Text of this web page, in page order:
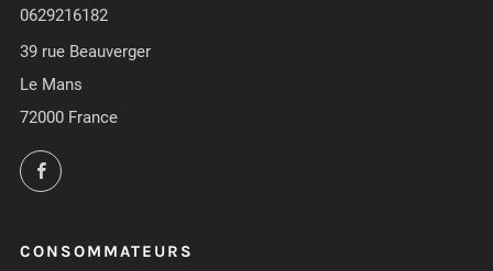
0629216182
39 rue Beauverger
Le Mans
72000 France
Facebook
CONSOMMATEURS